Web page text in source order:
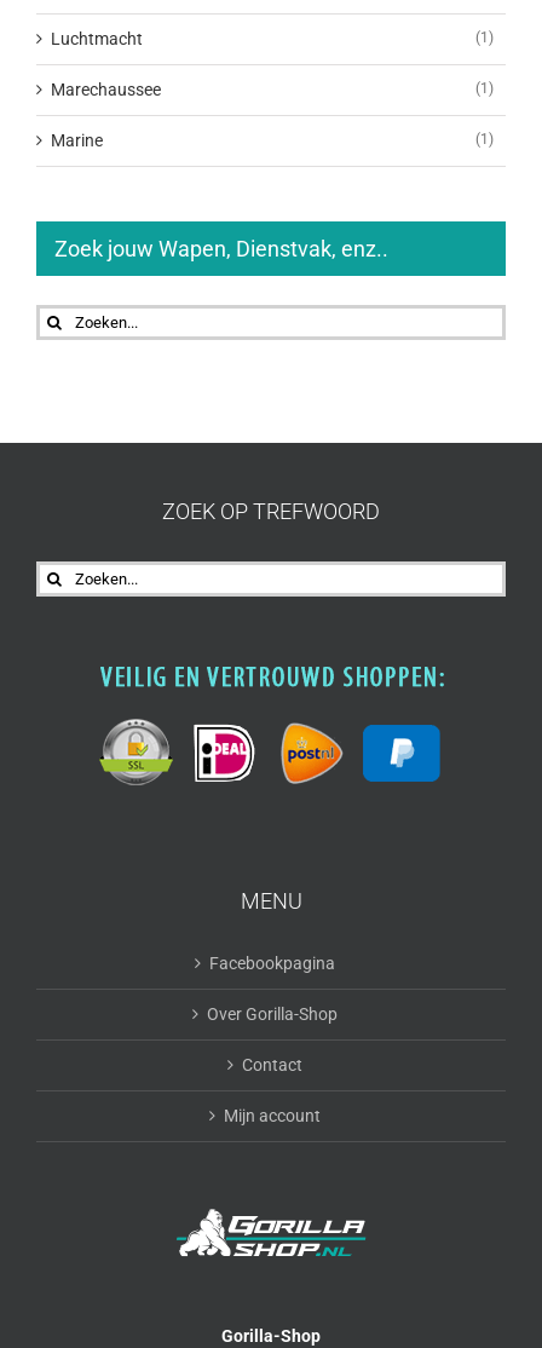
Luchtmacht (1)
Marechaussee (1)
Marine (1)
Zoek jouw Wapen, Dienstvak, enz..
Zoeken
naar:
ZOEK OP TREFWOORD
Zoeken
naar:
MENU
Facebookpagina
Over Gorilla-Shop
Contact
Mijn account
Gorilla-Shop